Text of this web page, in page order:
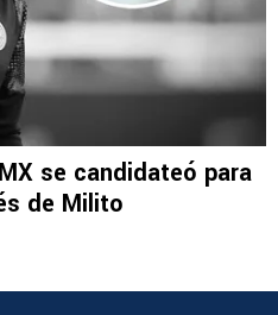
se candidateó para
de Milito